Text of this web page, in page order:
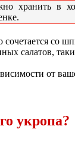
хранить в
со
салатов,
от
укропа?